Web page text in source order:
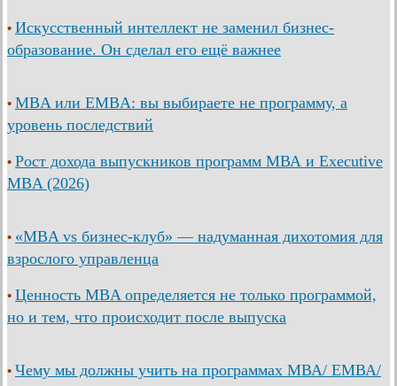
• Искусственный интеллект не заменил бизнес-
образование. Он сделал его ещё важнее
• MBA или EMBA: вы выбираете не программу, а
уровень последствий
• Рост дохода выпускников программ МВА и Executive
MBA (2026)
• «MBA vs бизнес-клуб» — надуманная дихотомия для
взрослого управленца
• Ценность MBA определяется не только программой,
но и тем, что происходит после выпуска
• Чему мы должны учить на программах МВА/ ЕМВА/